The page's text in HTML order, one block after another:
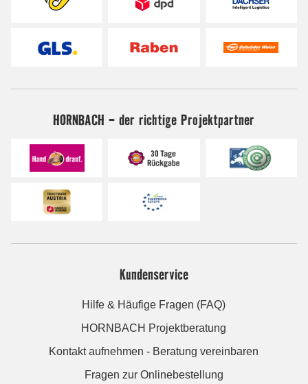
HORNBACH - der richtige Projektpartner
Kundenservice
Hilfe & Häufige Fragen (FAQ)
HORNBACH Projektberatung
Kontakt aufnehmen - Beratung vereinbaren
Fragen zur Onlinebestellung